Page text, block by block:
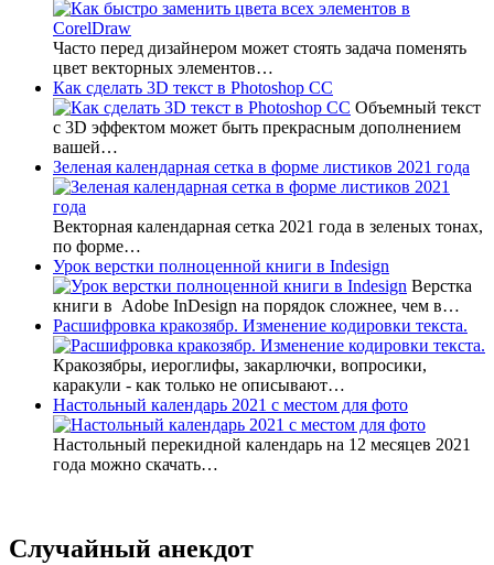
Часто перед дизайнером может стоять задача поменять
цвет векторных элементов…
Как сделать 3D текст в Photoshop CC
Объемный текст
с 3D эффектом может быть прекрасным дополнением
вашей…
Зеленая календарная сетка в форме листиков 2021 года
Векторная календарная сетка 2021 года в зеленых тонах,
по форме…
Урок верстки полноценной книги в Indesign
Верстка
книги в Adobe InDesign на порядок сложнее, чем в…
Расшифровка кракозябр. Изменение кодировки текста.
Кракозябры, иероглифы, закарлючки, вопросики,
каракули - как только не описывают…
Настольный календарь 2021 с местом для фото
Настольный перекидной календарь на 12 месяцев 2021
года можно скачать…
Случайный анекдот